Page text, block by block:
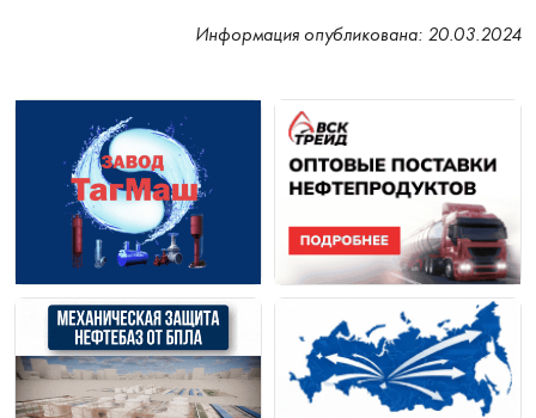
Информация опубликована: 20.03.2024